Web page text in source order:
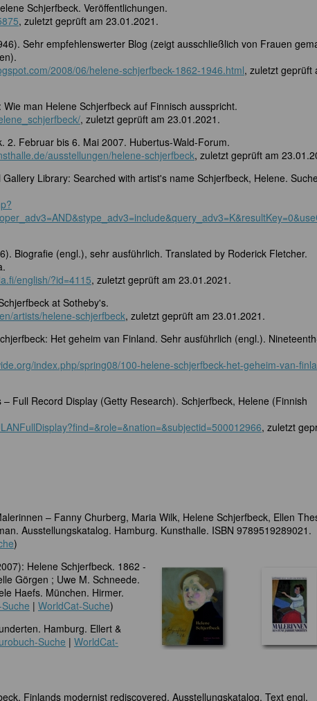
Schjerfbeck. Veröffentlichungen.
, zuletzt geprüft am 23.01.2021.
Sehr empfehlenswerter Blog (zeigt ausschließlich von Frauen
2008/06/helene-schjerfbeck-1862-1946.html, zuletzt geprüft
man Helene Schjerfbeck auf Finnisch ausspricht.
, zuletzt geprüft am 23.01.2021.
2. Februar bis 6. Mai 2007. Hubertus-Wald-Forum.
ausstellungen/helene-schjerfbeck, zuletzt geprüft am
Library: Searched with artist's name Schjerfbeck, Helene. Suche
Biografie (engl.), sehr ausführlich. Translated by Roderick Fletcher.
english/?id=4115, zuletzt geprüft am 23.01.2021.
at Sotheby's.
artists/helene-schjerfbeck, zuletzt geprüft am 23.01.2021.
Het geheim van Finland. Sehr ausführlich (engl.).
index.php/spring08/100-helene-schjerfbeck-het-geheim-van-
Full Record Display (Getty Research). Schjerfbeck, Helene (Finnish
, zuletzt
– Fanny Churberg, Maria Wilk, Helene Schjerfbeck, Ellen
Ausstellungskatalog. Hamburg. Kunsthalle. ISBN 9789519289021.
)
Helene Schjerfbeck. 1862 -
Görgen ; Uwe M. Schneede.
Haefs. München. Hirmer.
| WorldCat-Suche)
Hamburg. Ellert &
Suche | WorldCat-
Finlands modernist rediscovered. Ausstellungskatalog. Text engl.